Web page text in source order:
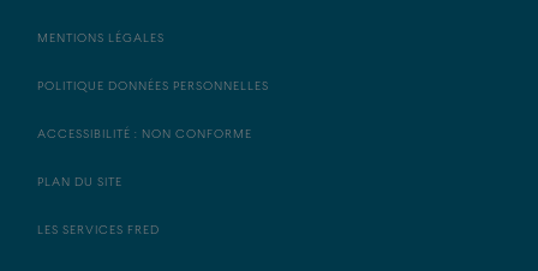
MENTIONS LÉGALES
POLITIQUE DONNÉES PERSONNELLES
ACCESSIBILITÉ : NON CONFORME
PLAN DU SITE
LES SERVICES FRED